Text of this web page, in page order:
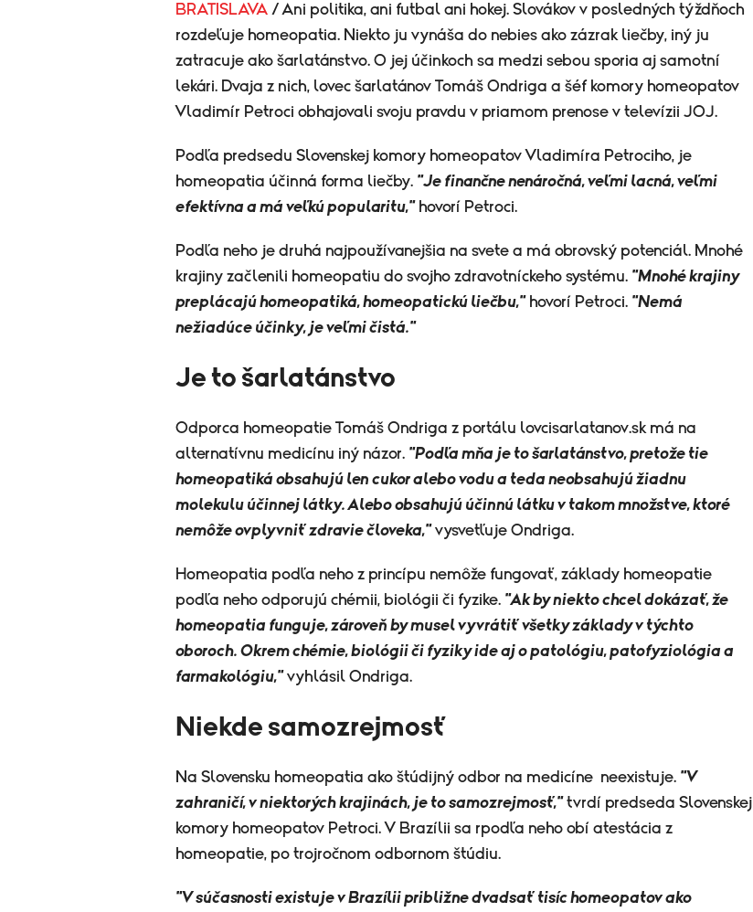
BRATISLAVA / Ani politika, ani futbal ani hokej. Slovákov v posledných týždňoch
rozdeľuje homeopatia. Niekto ju vynáša do nebies ako zázrak liečby, iný ju
zatracuje ako šarlatánstvo. O jej účinkoch sa medzi sebou sporia aj samotní
lekári. Dvaja z nich, lovec šarlatánov Tomáš Ondriga a šéf komory homeopatov
Vladimír Petroci obhajovali svoju pravdu v priamom prenose v televízii JOJ.
Podľa predsedu Slovenskej komory homeopatov Vladimíra Petrociho, je
homeopatia účinná forma liečby. "Je finančne nenáročná, veľmi lacná, veľmi
efektívna a má veľkú popularitu,"hovorí Petroci.
Podľa neho je druhá najpoužívanejšia na svete a má obrovský potenciál. Mnohé
krajiny začlenili homeopatiu do svojho zdravotníckeho systému. "Mnohé krajiny
preplácajú homeopatiká, homeopatickú liečbu,"hovorí Petroci. "Nemá
nežiadúce účinky, je veľmi čistá."
Je to šarlatánstvo
Odporca homeopatie Tomáš Ondriga z portálu lovcisarlatanov.sk má na
alternatívnu medicínu iný názor. "Podľa mňa je to šarlatánstvo, pretože tie
homeopatiká obsahujú len cukor alebo vodu a teda neobsahujú žiadnu
molekulu účinnej látky. Alebo obsahujú účinnú látku v takom množstve, ktoré
nemôže ovplyvniť zdravie človeka,"vysvetľuje Ondriga.
Homeopatia podľa neho z princípu nemôže fungovať, základy homeopatie
podľa neho odporujú chémii, biológii či fyzike. "Ak by niekto chcel dokázať, že
homeopatia funguje, zároveň by musel vyvrátiť všetky základy v týchto
oboroch. Okrem chémie, biológii či fyziky ide aj o patológiu, patofyziológia a
farmakológiu,"vyhlásil Ondriga.
Niekde samozrejmosť
Na Slovensku homeopatia ako štúdijný odbor na medicíne neexistuje. "V
zahraničí, v niektorých krajinách, je to samozrejmosť,"tvrdí predseda Slovenskej
komory homeopatov Petroci. V Brazílii sa rpodľa neho obí atestácia z
homeopatie, po trojročnom odbornom štúdiu.
"V súčasnosti existuje v Brazílii približne dvadsať tisíc homeopatov ako